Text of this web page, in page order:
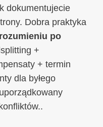
dokumentujecie
Dobra praktyka
po
+
+ termin
dla byłego